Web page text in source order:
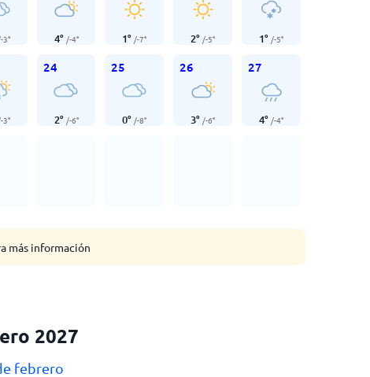
-3° 4° /-4° 1° /-7° 2° /-5° 1° /-5°
-3°
24
2° /-6°
25
0° /-8°
26
3° /-6°
27
4° /-4°
más información
2027
febrero